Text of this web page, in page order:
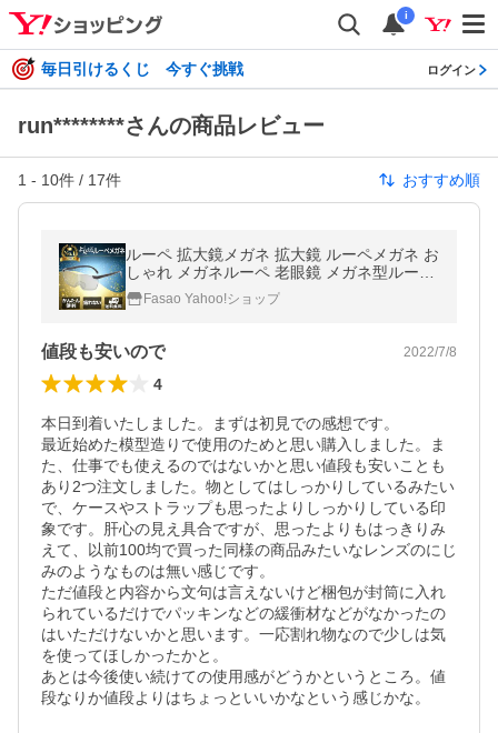
i
毎日引けるくじ 今すぐ挑戦 ログイン
run********さんの商品レビュー
1 - 10件 / 17件 おすすめ順
ルーペ 拡大鏡メガネ 拡大鏡 ルーペメガネ お
しゃれ メガネルーペ 老眼鏡 メガネ型ルーペ
携帯用 ネックレス 高倍率 メガネ型拡大鏡
Fasao Yahoo!ショップ
値段も安いので 2022/7/8
4
本日到着いたしました。まずは初見での感想です。
最近始めた模型造りで使用のためと思い購入しました。ま
た、仕事でも使えるのではないかと思い値段も安いことも
あり2つ注文しました。物としてはしっかりしているみたい
で、ケースやストラップも思ったよりしっかりしている印
象です。肝心の見え具合ですが、思ったよりもはっきりみ
えて、以前100均で買った同様の商品みたいなレンズのにじ
みのようなものは無い感じです。
ただ値段と内容から文句は言えないけど梱包が封筒に入れ
られているだけでパッキンなどの緩衝材などがなかったの
はいただけないかと思います。一応割れ物なので少しは気
を使ってほしかったかと。
あとは今後使い続けての使用感がどうかというところ。値
段なりか値段よりはちょっといいかなという感じかな。